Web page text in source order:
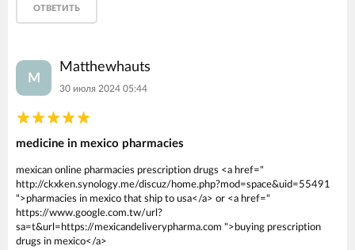
ОТВЕТИТЬ
M
Matthewhauts
30 июля 2024 05:44
medicine in mexico pharmacies
mexican online pharmacies prescription drugs <a href="
http://ckxken.synology.me/discuz/home.php?mod=space&uid=55491
">pharmacies in mexico that ship to usa</a> or <a href="
https://www.google.com.tw/url?
sa=t&url=https://mexicandeliverypharma.com ">buying prescription
drugs in mexico</a>